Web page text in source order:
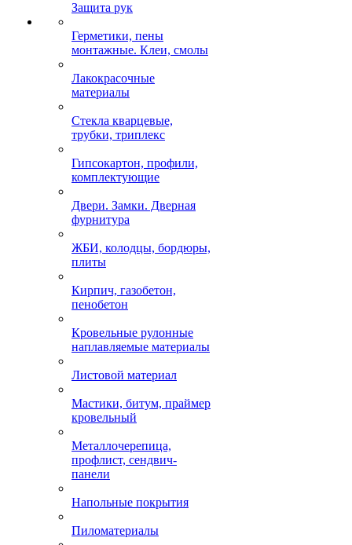
Защита рук
Герметики, пены
монтажные. Клеи, смолы
Лакокрасочные
материалы
Стекла кварцевые,
трубки, триплекс
Гипсокартон, профили,
комплектующие
Двери. Замки. Дверная
фурнитура
ЖБИ, колодцы, бордюры,
плиты
Кирпич, газобетон,
пенобетон
Кровельные рулонные
наплавляемые материалы
Листовой материал
Мастики, битум, праймер
кровельный
Металлочерепица,
профлист, сендвич-
панели
Напольные покрытия
Пиломатериалы